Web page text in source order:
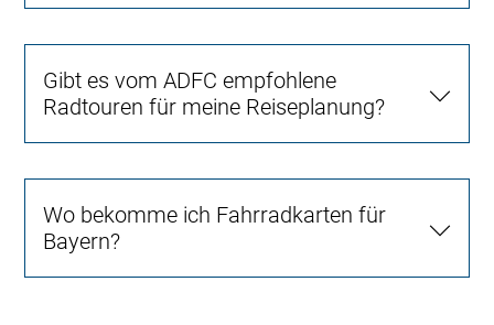
Gibt es vom ADFC empfohlene
Radtouren für meine Reiseplanung?
Wo bekomme ich Fahrradkarten für
Bayern?